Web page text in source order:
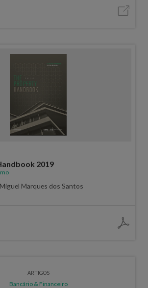
2019
Marques dos Santos
ARTIGOS
Bancário & Financeiro